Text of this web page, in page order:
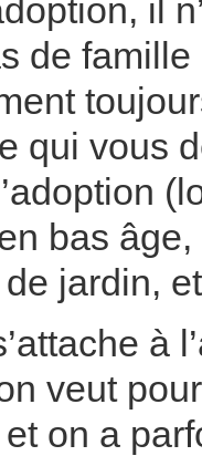
il
de
qui vous
bas
jardin,
à
veut
on a